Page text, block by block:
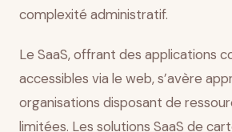
complexité administratif.
Le SaaS, offrant des applications
accessibles via le web, s’avère
organisations disposant de
limitées. Les solutions SaaS de